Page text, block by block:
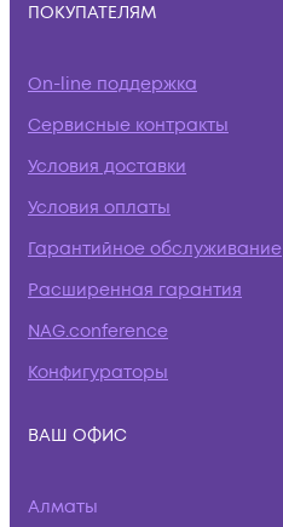
ПОКУПАТЕЛЯМ
On-line поддержка
Сервисные контракты
Условия доставки
Условия оплаты
Гарантийное обслуживание
Расширенная гарантия
NAG.conference
Конфигураторы
ВАШ ОФИС
Алматы